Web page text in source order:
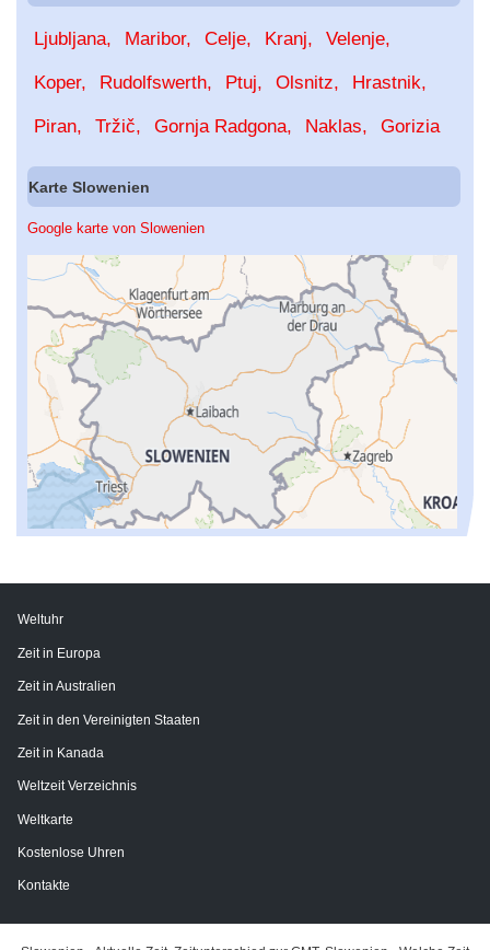
Ljubljana Maribor Celje Kranj Velenje
Koper Rudolfswerth Ptuj Olsnitz Hrastnik
Piran Tržič Gornja Radgona Naklas Gorizia
Karte Slowenien
Google karte von Slowenien
Weltuhr
Zeit in Europa
Zeit in Australien
Zeit in den Vereinigten Staaten
Zeit in Kanada
Weltzeit Verzeichnis
Weltkarte
Kostenlose Uhren
Kontakte